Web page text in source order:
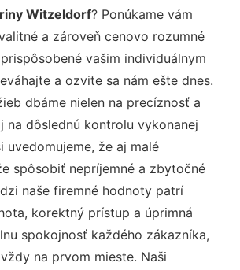
Witzeldorf? Ponúkame vám
a zároveň cenovo rozumné
vašim individuálnym
a ozvite sa nám ešte dnes.
dbáme nielen na precíznosť a
na dôslednú kontrolu vykonanej
uvedomujeme, že aj malé
spôsobiť nepríjemné a zbytočné
naše firemné hodnoty patrí
korektný prístup a úprimná
spokojnosť každého zákazníka,
na prvom mieste. Naši